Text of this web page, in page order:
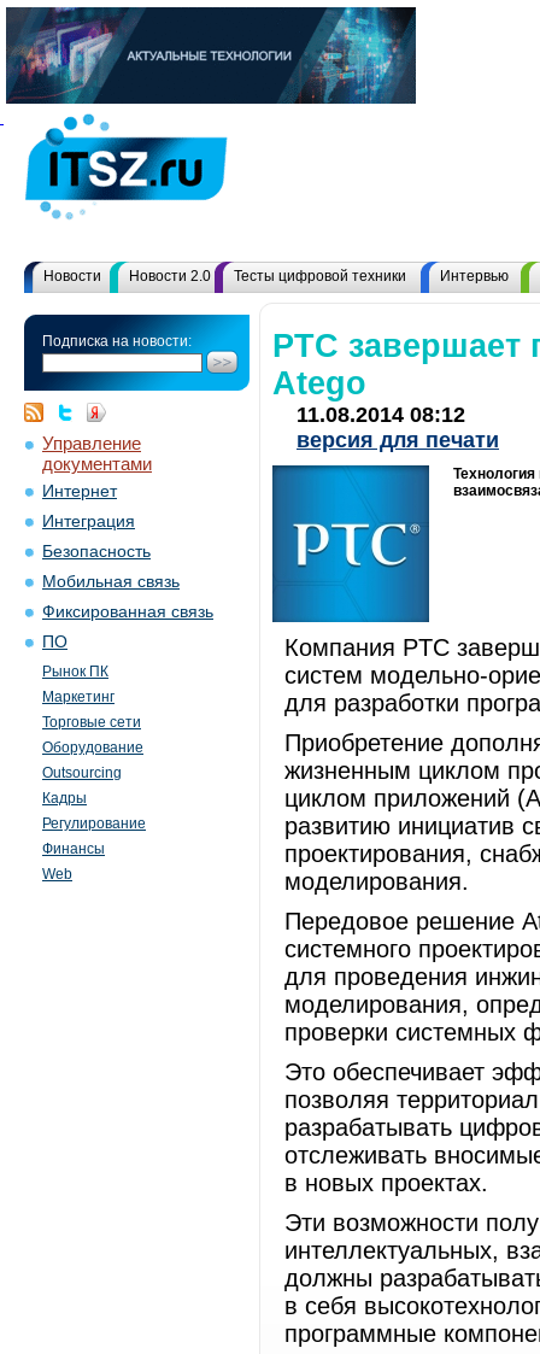
Новости Новости 2.0 Тесты цифровой техники Интервью
Подписка на новости:
Управление
документами
Интернет
Интеграция
Безопасность
Мобильная связь
Фиксированная связь
ПО
Рынок ПК
Маркетинг
Торговые сети
Оборудование
Outsourcing
Кадры
Регулирование
Финансы
Web
PTC завершает
Atego
11.08.2014 08:12
версия для печати
Компания PTC
систем модельно-
для разработки
Приобретение
жизненным циклом
циклом приложений
развитию инициатив
проектирования,
моделирования.
Передовое решение
системного
для проведения
моделирования,
проверки системных
Это обеспечивает
позволяя
разрабатывать
отслеживать
в новых проектах.
Эти возможности
интеллектуальных,
должны
в себя
программные